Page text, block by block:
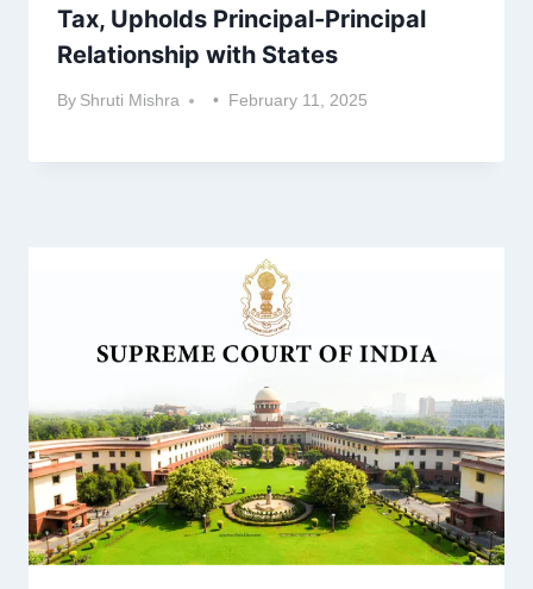
Tax, Upholds Principal-Principal
Relationship with States
By Shruti Mishra February 11, 2025